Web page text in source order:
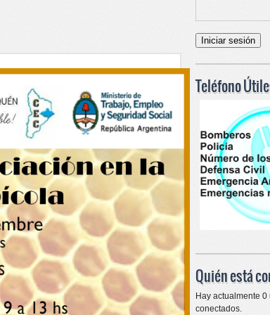
Teléfono
Quién está
Hay actualmente 0
conectados.